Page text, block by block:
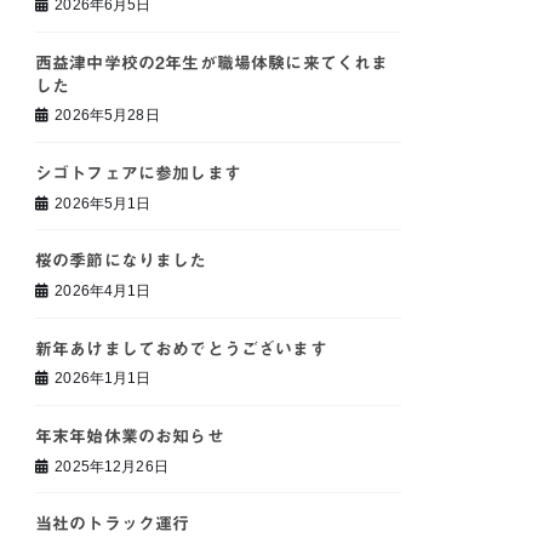
2026年6月5日
西益津中学校の2年生が職場体験に来てくれま
した
2026年5月28日
シゴトフェアに参加します
2026年5月1日
桜の季節になりました
2026年4月1日
新年あけましておめでとうございます
2026年1月1日
年末年始休業のお知らせ
2025年12月26日
当社のトラック運行